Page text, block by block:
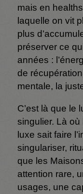
mais en
laquelle on vit
plus
préserver ce
années :
de
mentale, la
C’est là que le
singulier. Là
luxe sait faire
singulariser,
que les
attention rare,
usages, une